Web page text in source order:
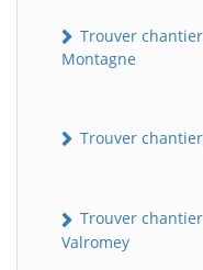
Trouver
Montagne
Trouver
Trouver
Valromey